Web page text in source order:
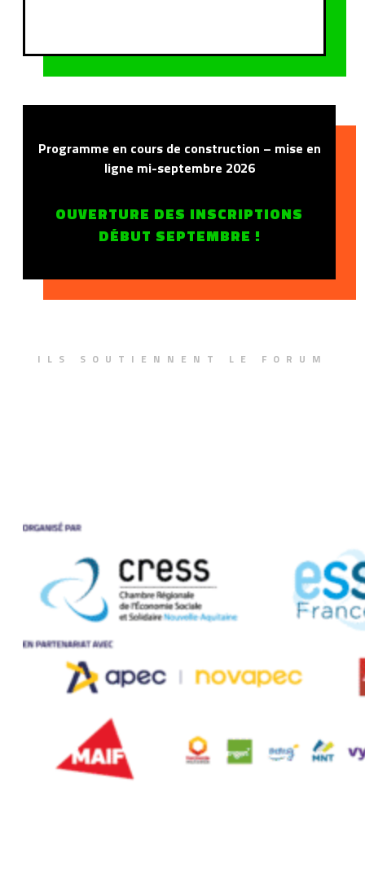
Programme en cours de construction – mise en
ligne mi-septembre 2026
OUVERTURE DES INSCRIPTIONS
DÉBUT SEPTEMBRE !
ILS SOUTIENNENT LE FORUM